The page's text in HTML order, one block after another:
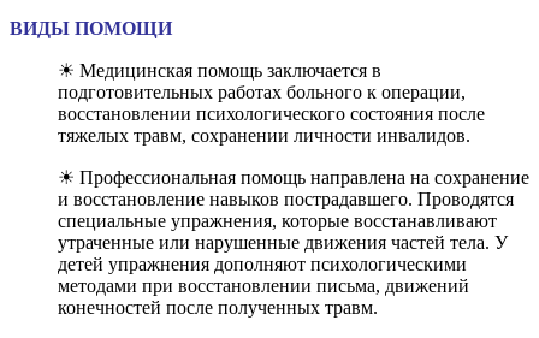
ВИДЫ ПОМОЩИ
☀ Медицинская помощь заключается в
подготовительных работах больного к операции,
восстановлении психологического состояния после
тяжелых травм, сохранении личности инвалидов.
☀ Профессиональная помощь направлена на сохранение
и восстановление навыков пострадавшего. Проводятся
специальные упражнения, которые восстанавливают
утраченные или нарушенные движения частей тела. У
детей упражнения дополняют психологическими
методами при восстановлении письма, движений
конечностей после полученных травм.